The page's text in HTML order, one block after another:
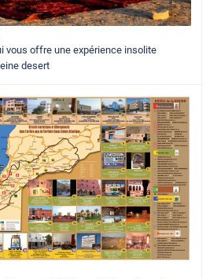
vous offre une expérience insolite
desert